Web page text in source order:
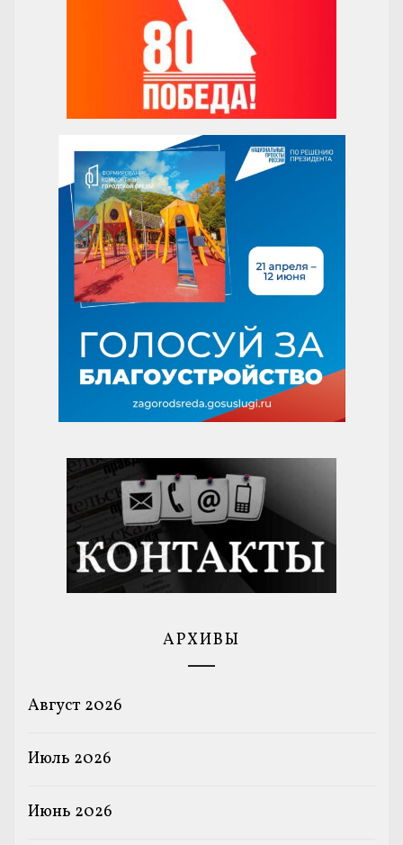
АРХИВЫ
Август 2026
Июль 2026
Июнь 2026